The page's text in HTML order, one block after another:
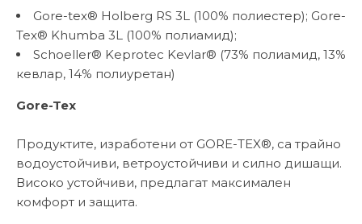
Gore-tex® Holberg RS 3L (100% полиестер); Gore-
Tex® Khumba 3L (100% полиамид);
Schoeller® Keprotec Kevlar® (73% полиамид, 13%
кевлар, 14% полиуретан)
Gore-Tex
Продуктите, изработени от GORE-TEX®, са трайно
водоустойчиви, ветроустойчиви и силно дишащи.
Високо устойчиви, предлагат максимален
комфорт и защита.